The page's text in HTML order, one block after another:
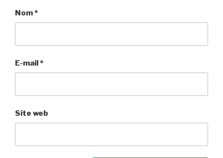
Nom*
E-mail*
Site web